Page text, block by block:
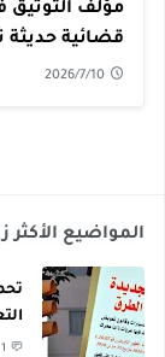
مؤلف التوثيق
قضائية
PDF
2026/7/10
المواضيع الأكثر
1